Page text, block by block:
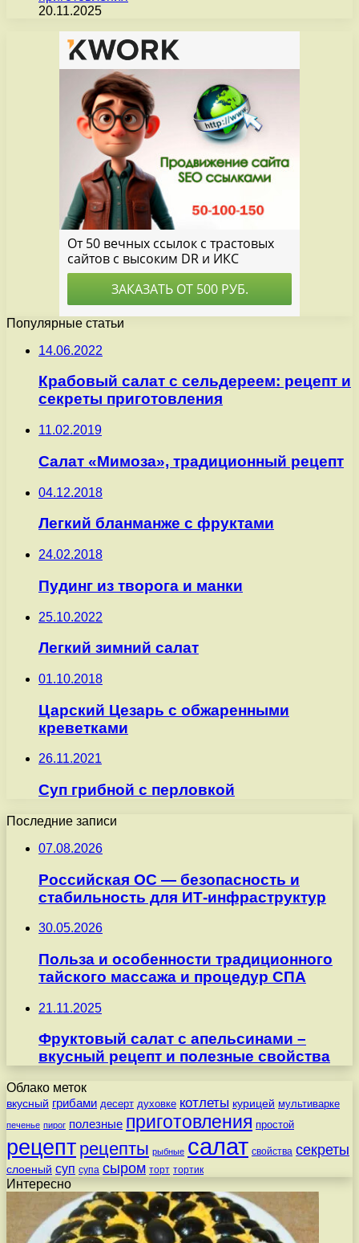
20.11.2025
Популярные статьи
14.06.2022
Крабовый салат с сельдереем: рецепт и
секреты приготовления
11.02.2019
Салат «Мимоза», традиционный рецепт
04.12.2018
Легкий бланманже с фруктами
24.02.2018
Пудинг из творога и манки
25.10.2022
Легкий зимний салат
01.10.2018
Царский Цезарь с обжаренными
креветками
26.11.2021
Суп грибной с перловкой
Последние записи
07.08.2026
Российская ОС — безопасность и
стабильность для ИТ-инфраструктур
30.05.2026
Польза и особенности традиционного
тайского массажа и процедур СПА
21.11.2025
Фруктовый салат с апельсинами –
вкусный рецепт и полезные свойства
Облако меток
вкусный грибами десерт духовке котлеты курицей мультиварке
печенье пирог полезные приготовления простой
рецепт рецепты рыбные салат свойства секреты
слоеный суп супа сыром торт тортик
Интересно